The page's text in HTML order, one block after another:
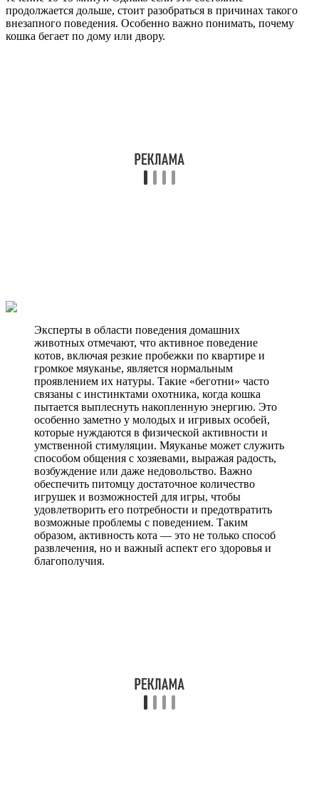
продолжается дольше, стоит разобраться в причинах такого
внезапного поведения. Особенно важно понимать, почему
кошка бегает по дому или двору.
Эксперты в области поведения домашних
животных отмечают, что активное поведение
котов, включая резкие пробежки по квартире и
громкое мяуканье, является нормальным
проявлением их натуры. Такие «беготни» часто
связаны с инстинктами охотника, когда кошка
пытается выплеснуть накопленную энергию. Это
особенно заметно у молодых и игривых особей,
которые нуждаются в физической активности и
умственной стимуляции. Мяуканье может служить
способом общения с хозяевами, выражая радость,
возбуждение или даже недовольство. Важно
обеспечить питомцу достаточное количество
игрушек и возможностей для игры, чтобы
удовлетворить его потребности и предотвратить
возможные проблемы с поведением. Таким
образом, активность кота — это не только способ
развлечения, но и важный аспект его здоровья и
благополучия.